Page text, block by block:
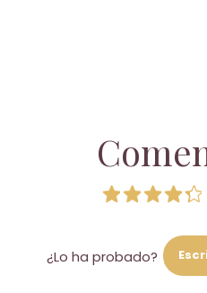
¿Lo ha probado?